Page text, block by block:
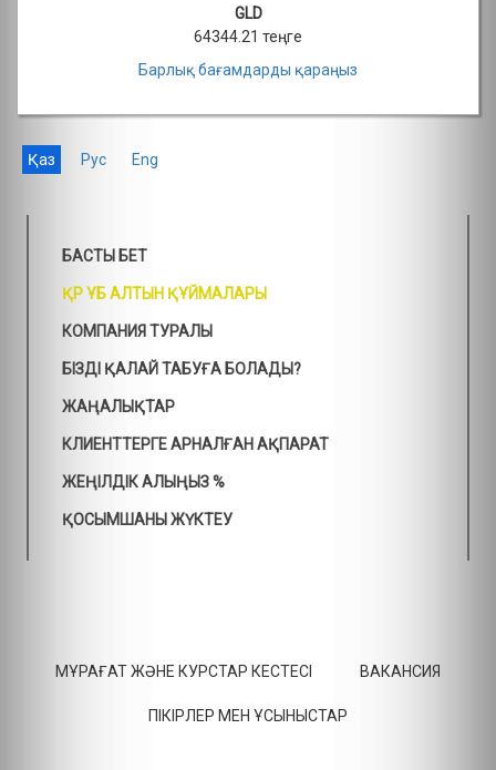
GLD
64344.21 теңге
Барлық бағамдарды қараңыз
Қаз Рус Eng
БАСТЫ БЕТ
ҚР ҰБ АЛТЫН ҚҰЙМАЛАРЫ
КОМПАНИЯ ТУРАЛЫ
БІЗДІ ҚАЛАЙ ТАБУҒА БОЛАДЫ?
ЖАҢАЛЫҚТАР
КЛИЕНТТЕРГЕ АРНАЛҒАН АҚПАРАТ
ЖЕҢІЛДІК АЛЫҢЫЗ %
ҚОСЫМШАНЫ ЖҮКТЕУ
МҰРАҒАТ ЖӘНЕ КУРСТАР КЕСТЕСІ ВАКАНСИЯ
ПІКІРЛЕР МЕН ҰСЫНЫСТАР